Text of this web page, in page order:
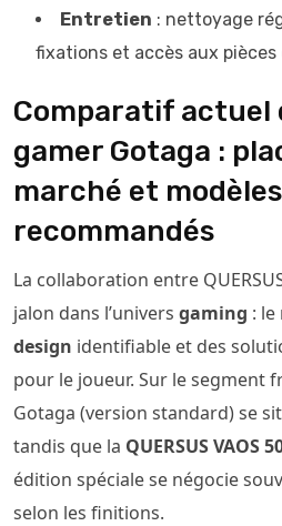
Entretien : nettoyage
fixations et accès aux pièces
Comparatif actuel
gamer Gotaga :
marché et modèles
recommandés
La collaboration entre
jalon dans l’univers gaming :
design identifiable et des
pour le joueur. Sur le segment
Gotaga (version standard) se
tandis que la QUERSUS VAOS
édition spéciale se négocie
selon les finitions.